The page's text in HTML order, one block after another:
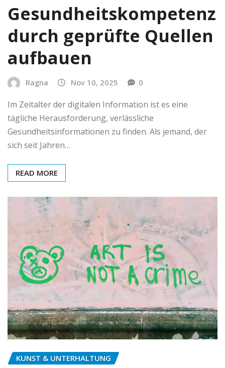
Gesundheitskompetenz
durch geprüfte Quellen
aufbauen
Ragna Nov 10, 2025 0
Im Zeitalter der digitalen Information ist es eine
tägliche Herausforderung, verlässliche
Gesundheitsinformationen zu finden. Als jemand, der
sich seit Jahren…
READ MORE
KUNST & UNTERHALTUNG